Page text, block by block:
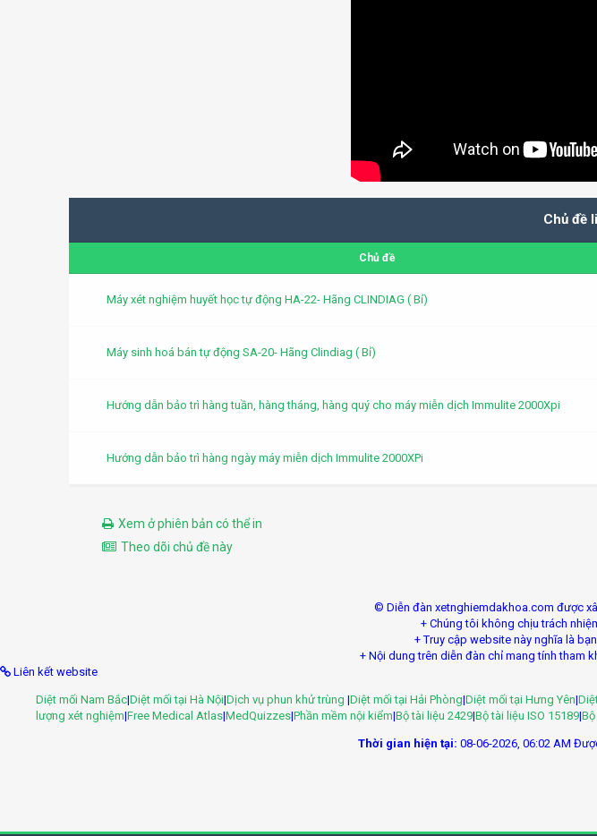
Chủ đề
Chủ đề
Máy xét nghiệm huyết học tự động HA-22- Hãng CLINDIAG ( Bỉ)
Máy sinh hoá bán tự động SA-20- Hãng Clindiag ( Bỉ)
Hướng dẫn bảo trì hàng tuần, hàng tháng, hàng quý cho máy miễn dịch Immulite 2000Xpi
Hướng dẫn bảo trì hàng ngày máy miễn dịch Immulite 2000XPi
Xem ở phiên bản có thể in
Theo dõi chủ đề này
© Diễn đàn xetnghiemdakhoa.com được
+ Chúng tôi không chịu trách
+ Truy cập website này nghĩa là
+ Nội dung trên diễn đàn chỉ mang tính tham
Liên kết website
Diệt mối Nam Bắc|Diệt mối tại Hà Nội|Dịch vụ phun khử trùng |Diệt mối tại Hải Phòng|Diệt mối tại Hưng Yên|
lượng xét nghiệm|Free Medical Atlas|MedQuizzes|Phần mềm nội kiểm|Bộ tài liệu 2429|Bộ tài liệu ISO 15189|
Thời gian hiện tại: 08-06-2026, 06:02 AM